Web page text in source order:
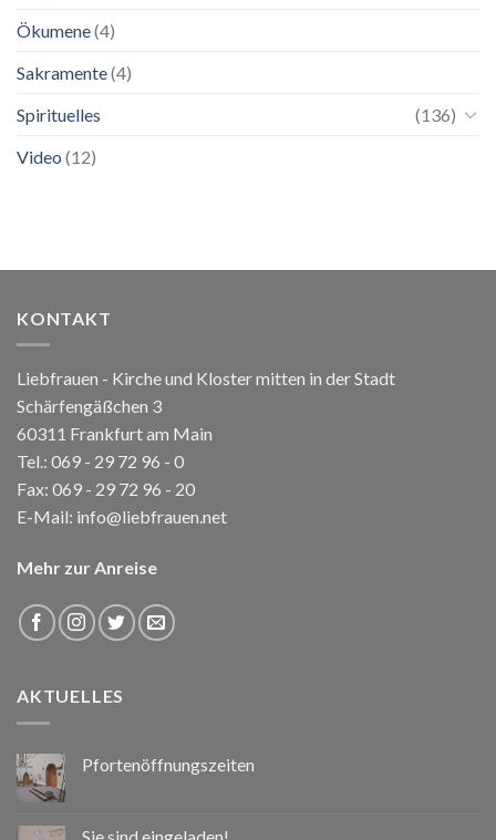
Ökumene(4)
Sakramente(4)
Spirituelles
(136)
Video (12)
KONTAKT
Liebfrauen - Kirche und Kloster mitten in der Stadt
Schärfengäßchen 3
60311 Frankfurt am Main
Tel.: 069 - 29 72 96 - 0
Fax: 069 - 29 72 96 - 20
E-Mail: info@liebfrauen.net
Mehr zur Anreise
AKTUELLES
Pfortenöffnungszeiten
Sie sind eingeladen!